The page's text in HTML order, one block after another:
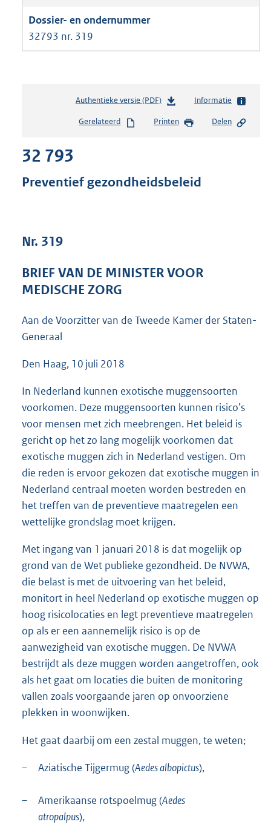
32793 nr. 319
Authentieke versie (PDF)b
s
d
s
e
1
Informatie
Gerelateerd Printen Delen
32 793
Preventief gezondheidsbeleid
Nr. 319
BRIEF VAN DE MINISTER VOOR
MEDISCHE ZORG
Aan de Voorzitter van de Tweede Kamer der Staten-
Generaal
Den Haag, 10 juli 2018
In Nederland kunnen exotische muggensoorten
voorkomen. Deze muggensoorten kunnen risico’s
voor mensen met zich meebrengen. Het beleid is
gericht op het zo lang mogelijk voorkomen dat
exotische muggen zich in Nederland vestigen. Om
die reden is ervoor gekozen dat exotische muggen in
Nederland centraal moeten worden bestreden en
het treffen van de preventieve maatregelen een
wettelijke grondslag moet krijgen.
Met ingang van 1 januari 2018 is dat mogelijk op
grond van de Wet publieke gezondheid. De NVWA,
die belast is met de uitvoering van het beleid,
monitort in heel Nederland op exotische muggen op
hoog risicolocaties en legt preventieve maatregelen
op als er een aannemelijk risico is op de
aanwezigheid van exotische muggen. De NVWA
bestrijdt als deze muggen worden aangetroffen, ook
als het gaat om locaties die buiten de monitoring
vallen zoals voorgaande jaren op onvoorziene
plekken in woonwijken.
Het gaat daarbij om een zestal muggen, te weten;
– Aziatische Tijgermug (Aedes albopictus),
– Amerikaanse rotspoelmug (Aedes
atropalpus),